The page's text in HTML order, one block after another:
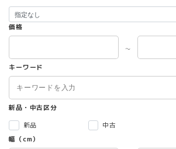
価格
～
キーワード
新品・中古区分
新品
中古
幅（cm）